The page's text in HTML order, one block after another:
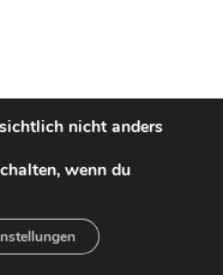
nicht anders
wenn du